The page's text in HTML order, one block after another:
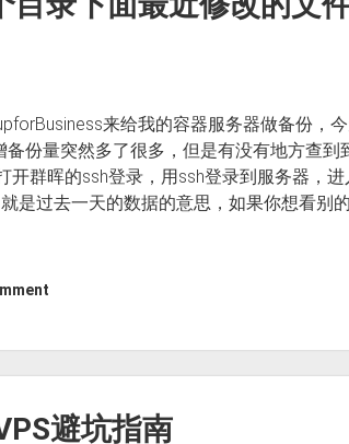
来给我的容器服务器做备份，
份量突然多了很多，但是有没有地方查到
开群晖的ssh登录，用ssh登录到服务器，
是过去一天的数据的意思，如果你想看别
避坑指南